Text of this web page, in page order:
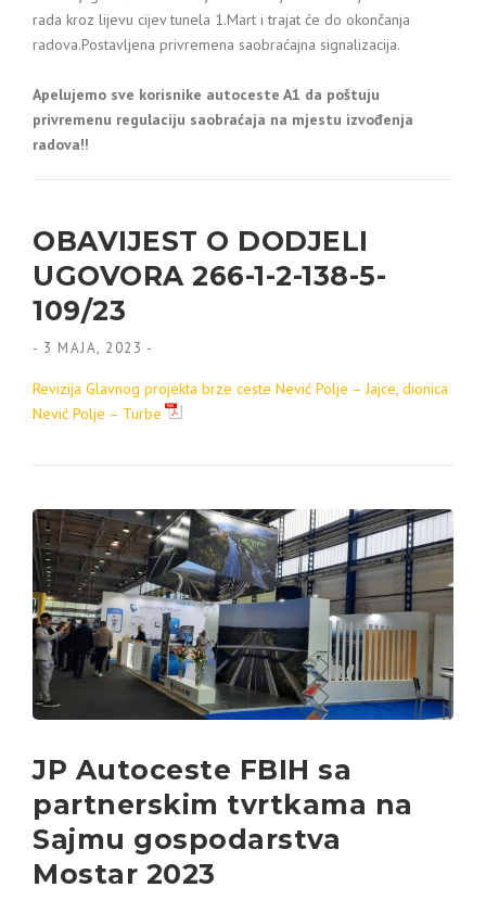
rada kroz lijevu cijev tunela 1.Mart i trajat će do okončanja
radova.Postavljena privremena saobraćajna signalizacija.
Apelujemo sve korisnike autoceste A1 da poštuju
privremenu regulaciju saobraćaja na mjestu izvođenja
radova!!
OBAVIJEST O DODJELI
UGOVORA 266-1-2-138-5-
109/23
- 3 MAJA, 2023 -
Revizija Glavnog projekta brze ceste Nević Polje – Jajce, dionica
Nević Polje – Turbe
JP Autoceste FBIH sa
partnerskim tvrtkama na
Sajmu gospodarstva
Mostar 2023